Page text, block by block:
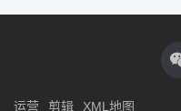
运营 剪辑 XML地图